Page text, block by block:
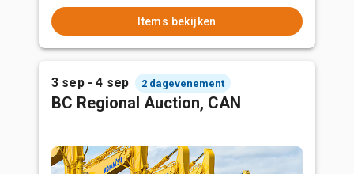
Items bekijken
3 sep - 4 sep 2 dagevenement
BC Regional Auction, CAN